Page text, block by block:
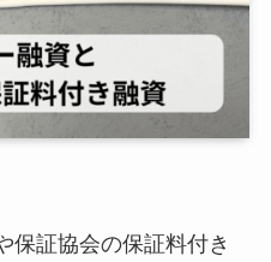
保証協会の保証料付き